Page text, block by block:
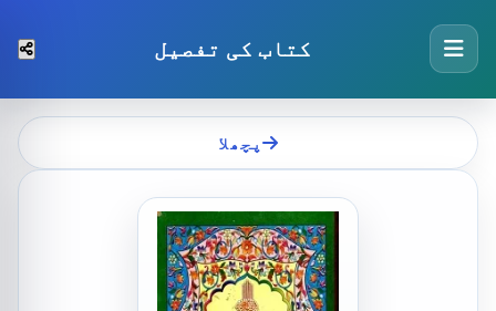
کتاب کی تفصیل
پچھلا